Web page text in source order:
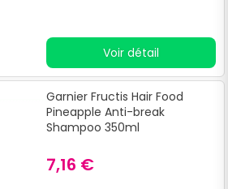
pointes sèches.Il hydrate les
cheveux, aide à éliminer les
impuretés et purifie le cuir
chevelu.Sans silicones.
Voir détail
Garnier Fructis Hair Food
Pineapple Anti-break
Shampoo 350ml
7,16 €